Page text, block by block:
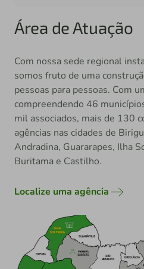
Área de Atuação
Com nossa sede regional
somos fruto de uma
pessoas para pessoas. Com
compreendendo 46
mil associados, mais de 130
agências nas cidades de
Andradina, Guararapes, Ilha
Buritama e Castilho.
Localize uma agência